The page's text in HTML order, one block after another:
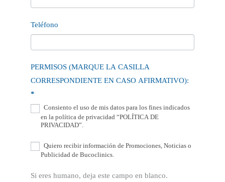
Teléfono
PERMISOS (MARQUE LA CASILLA
CORRESPONDIENTE EN CASO AFIRMATIVO):
*
Consiento el uso de mis datos para los fines indicados
en la política de privacidad “POLÍTICA DE
PRIVACIDAD”.
Quiero recibir información de Promociones, Noticias o
Publicidad de Bucoclinics.
Si eres humano, deja este campo en blanco.